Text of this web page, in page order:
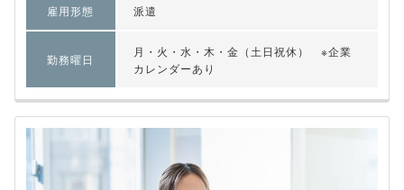
雇用形態 派遣
勤務曜日
月・火・水・木・金（土日祝休） ※企業
カレンダーあり